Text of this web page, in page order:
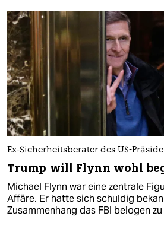
Ex-Sicherheitsberater des US-
Trump will Flynn wohl
Michael Flynn war eine zentrale
Affäre. Er hatte sich schuldig
Zusammenhang das FBI belogen